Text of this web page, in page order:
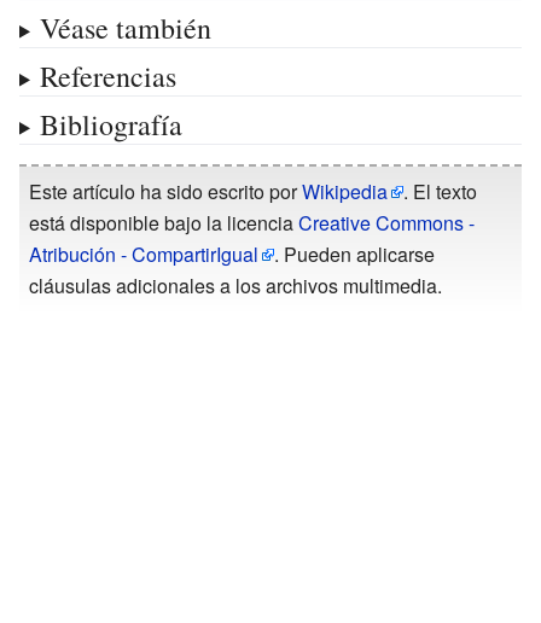
Véase también
Referencias
Bibliografía
Este artículo ha sido escrito porWikipedia
. El texto
está disponible bajo la licenciaCreative Commons -
Atribución - CompartirIgual
. Pueden aplicarse
cláusulas adicionales a los archivos multimedia.